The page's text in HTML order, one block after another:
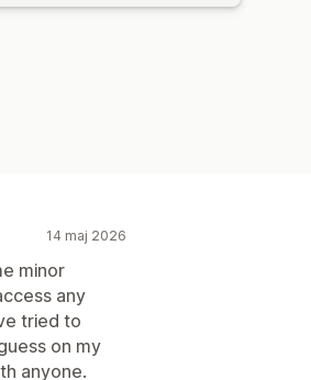
14 maj 2026
minor
any
tried to
on my
anyone.